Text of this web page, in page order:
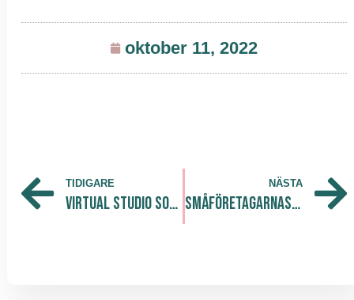
oktober 11, 2022
TIDIGARE
Virtual Studio Solution makes professional broadcasts more accessible.
NÄSTA
Småföretagarnas Riksförbund flyttar in på The Park Södra – Skapar hubb för småföretagare